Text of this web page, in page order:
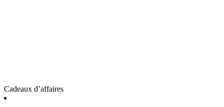
Cadeaux d’affaires